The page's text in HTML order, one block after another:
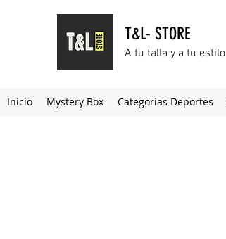
T&L- STORE
A tu talla y a tu estilo
Inicio Mystery Box Categorías Deportes